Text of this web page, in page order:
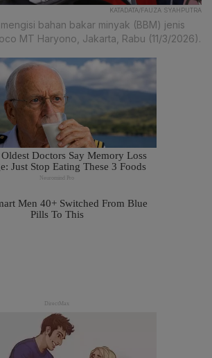
KATADATA/FAUZA SYAHPUTRA
bahan bakar minyak (BBM) jenis
MT Haryono, Jakarta, Rabu (11/3/2026).